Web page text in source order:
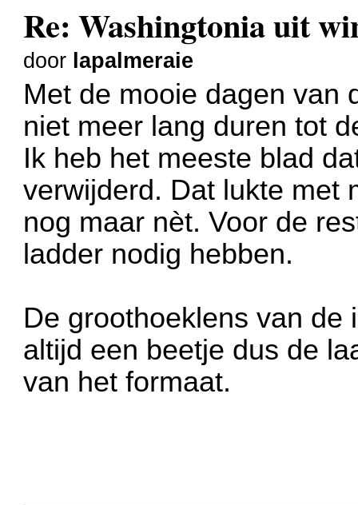
Re: Washingtonia uit
door lapalmeraie
Met de mooie dagen van
niet meer lang duren tot
Ik heb het meeste blad
verwijderd. Dat lukte met
nog maar nèt. Voor de
ladder nodig hebben.
De groothoeklens van de
altijd een beetje dus de
van het formaat.